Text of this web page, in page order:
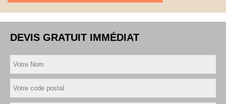
DEVIS GRATUIT IMMÉDIAT